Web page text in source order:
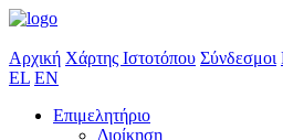
Αρχική Χάρτης Ιστοτόπου Σύνδεσμοι
EL EN
Επιμελητήριο
Διοίκηση